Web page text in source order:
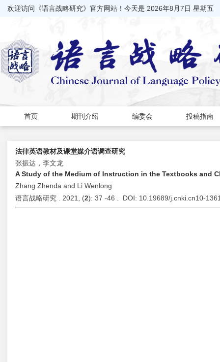
欢迎访问《语言战略研究》官方网站！今天是 2026年8月7日 星期五
首页 期刊介绍 编委会 投稿指南
法律英语教材及课堂媒介语调查研究
张振达，李文龙
A Study of the Medium of Instruction in the Textbooks and
Zhang Zhenda and Li Wenlong
语言战略研究 . 2021, (2): 37 -46 . DOI: 10.19689/j.cnki.cn10-